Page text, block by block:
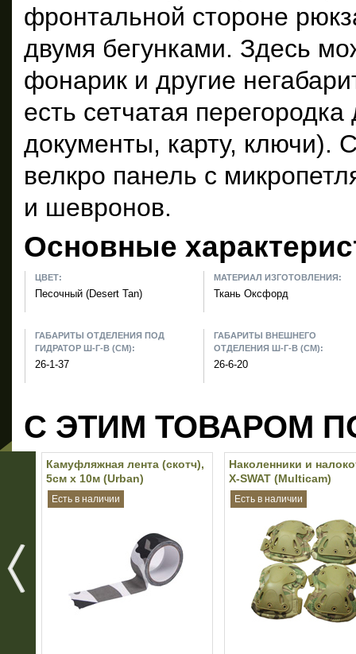
фронтальной стороне
двумя бегунками. Здесь
фонарик и другие
есть сетчатая
документы, карту, ключи).
велкро панель с
и шевронов.
Основные
ЦВЕТ:
Песочный (Desert Tan)
МАТЕРИАЛ ИЗГОТОВЛЕНИЯ:
Ткань Оксфорд
ГАБАРИТЫ ОТДЕЛЕНИЯ ПОД
ГИДРАТОР Ш-Г-В (СМ):
26-1-37
ГАБАРИТЫ ВНЕШНЕГО
ОТДЕЛЕНИЯ Ш-Г-В (СМ):
26-6-20
С ЭТИМ ТОВАРОМ
Камуфляжная лента (скотч),
5см х 10м (Urban)
Есть в наличии
Наколенники и
X-SWAT (Multicam)
Есть в наличии